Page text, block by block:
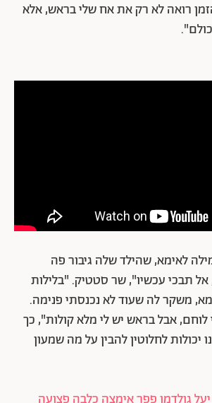
רואה לא רק את אח שלי בראש, אלא
לאימא, שהילד שלה גיבור פה
אל תבכי עכשיו", שר סטטיק. "בלילות
משקר לה שעוד לא נכנסתי פנימה.
לוחם, אבל בראש יש לי מלא קולות", כך
יכולות לחלוטין להבין על מה שמעון